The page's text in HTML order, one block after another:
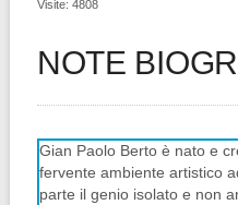
Visite: 4808
NOTE
Gian Paolo Berto è nato e
fervente ambiente artistico
parte il genio isolato e non